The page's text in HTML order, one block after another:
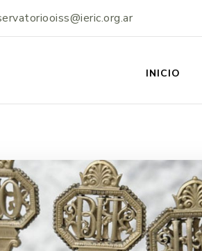
OISS-IERIC
INICIO